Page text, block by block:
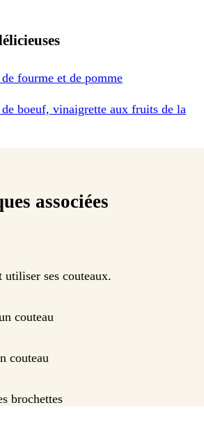
fourme et de pomme
boeuf, vinaigrette aux fruits de la
associées
ses couteaux.
couteau
couteau
brochettes